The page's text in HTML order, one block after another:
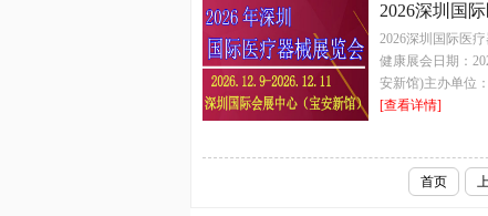
2026深圳国
2026深圳国际医疗
健康展会日期：
安新馆)主办单位
[查看详情]
首页